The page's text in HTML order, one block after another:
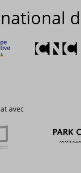
avec